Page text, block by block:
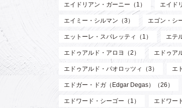
エイドリアン・ガーニー（1） エイド
エイミー・シルマン（3） エゴン・シ
エットーレ・スパレッティ（1） エテ
エドゥアルド・アロヨ（2） エドゥア
エドゥアルド・パオロッツィ（3） エ
エドガー・ドガ（Edgar Degas）（26）
エドワード・シーゴー（1） エドワー